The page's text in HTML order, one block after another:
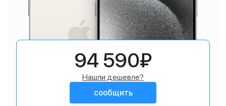
94 590₽
Нашли дешевле?
сообщить